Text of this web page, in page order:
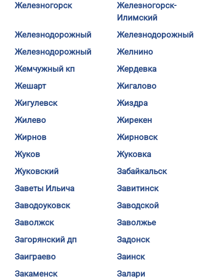
Железногорск
Железногорск-
Илимский
Железнодорожный
Железнодорожный
Железнодорожный
Желнино
Жемчужный кп
Жердевка
Жешарт
Жигалово
Жигулевск
Жиздра
Жилево
Жирекен
Жирнов
Жирновск
Жуков
Жуковка
Жуковский
Забайкальск
Заветы Ильича
Завитинск
Заводоуковск
Заводской
Заволжск
Заволжье
Загорянский дп
Задонск
Заиграево
Заинск
Закаменск
Залари